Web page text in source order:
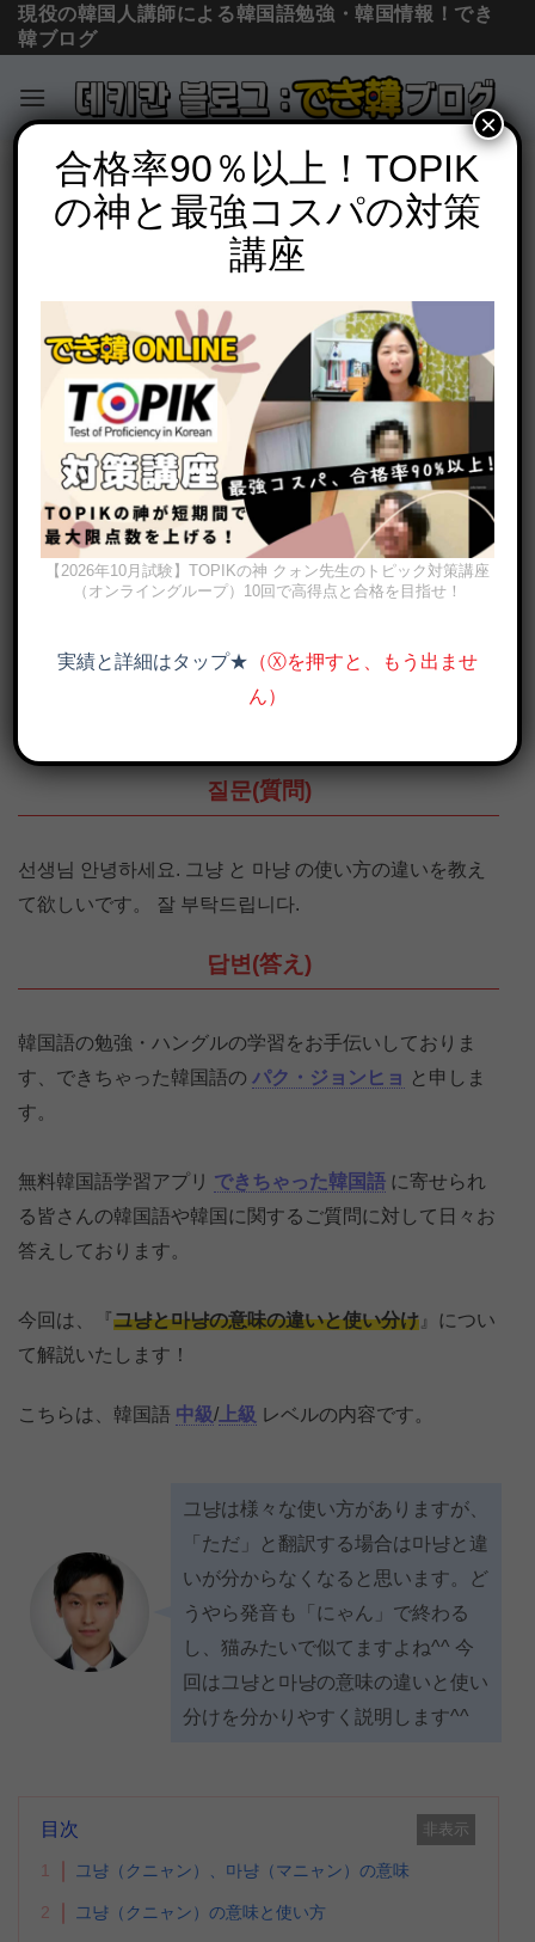
Skip
content
現役の韓国人講師による韓国語勉強・韓国情報！でき
韓ブログ
単語の意味と使い方
「ただ」は韓国語？그냥, 마냥の意味の
違いと使い分けを例文で解説
POSTED ON2022年5月8日 BY でき韓 パク先生
「ただ」は韓国語？그냥, 마냥の意味の違いと使い分けを例文で解
질문(質問)
선생님 안녕하세요. 그냥 と 마냥 の使い方の違いを教え
て欲しいです。 잘 부탁드립니다.
답변(答え)
韓国語の勉強・ハングルの学習をお手伝いしておりま
す、できちゃった韓国語の パク・ジョンヒョ と申しま
す。
無料韓国語学習アプリ できちゃった韓国語 に寄せられ
る皆さんの韓国語や韓国に関するご質問に対して日々お
答えしております。
今回は、『그냥と마냥の意味の違いと使い分け 』につい
て解説いたします！
こちらは、韓国語 中級/ 上級 レベルの内容です。
그냥は様々な使い方がありますが、
「ただ」と翻訳する場合は마냥と違
いが分からなくなると思います。ど
うやら発音も「にゃん」で終わる
し、猫みたいで似てますよね^^ 今
回は그냥と마냥の意味の違いと使い
分けを分かりやすく説明します^^
目次 非表示
1 그냥（クニャン）、마냥（マニャン）の意味
2 그냥（クニャン）の意味と使い方
合格率90％以上！TOPIK
の神と最強コスパの対策
講座
【2026年10月試験】TOPIKの神 クォン先生のトピック対策講座
（オンライングループ）10回で高得点と合格を目指せ！
実績と詳細はタップ★ （Ⓧを押すと、もう出ませ
ん）
×